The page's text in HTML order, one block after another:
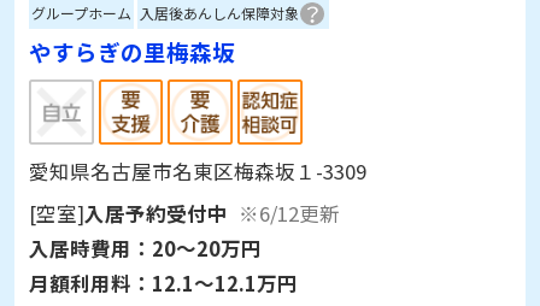
グループホーム 入居後あんしん保障対象
やすらぎの里梅森坂
愛知県名古屋市名東区梅森坂１-3309
[空室]入居予約受付中 ※6/12更新
入居時費用： 20～20万円
月額利用料： 12.1～12.1万円